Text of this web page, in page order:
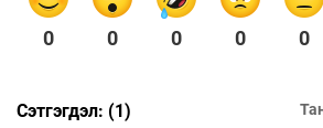
0 0 0 0 0
Сэтгэгдэл: (1)